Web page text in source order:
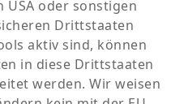
USA oder sonstigen
Drittstaaten
aktiv sind, können
in diese Drittstaaten
werden. Wir weisen